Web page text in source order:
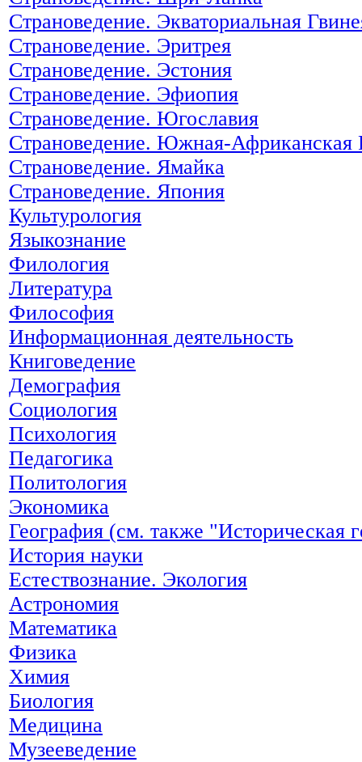
Страноведение. Экваториальная
Страноведение. Эритрея
Страноведение. Эстония
Страноведение. Эфиопия
Страноведение. Югославия
Страноведение. Южная-Африканская
Страноведение. Ямайка
Страноведение. Япония
Культурология
Языкознание
Филология
Литература
Философия
Информационная деятельность
Книговедение
Демография
Социология
Психология
Педагогика
Политология
Экономика
География (см. также "Историческая
История науки
Естествознание. Экология
Астрономия
Математика
Физика
Химия
Биология
Медицина
Музееведение